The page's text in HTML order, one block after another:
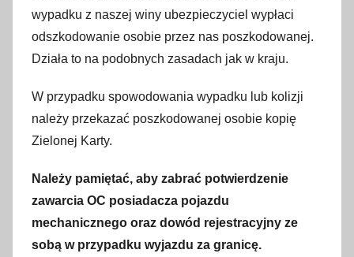
wypadku z naszej winy ubezpieczyciel wypłaci
odszkodowanie osobie przez nas poszkodowanej.
Działa to na podobnych zasadach jak w kraju.
W przypadku spowodowania wypadku lub kolizji
należy przekazać poszkodowanej osobie kopię
Zielonej Karty.
Należy pamiętać, aby zabrać potwierdzenie
zawarcia OC posiadacza pojazdu
mechanicznego oraz dowód rejestracyjny ze
sobą w przypadku wyjazdu za granicę.